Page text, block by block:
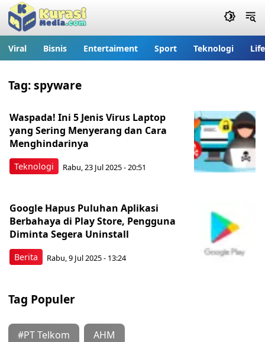
Viral Bisnis Entertaiment Sport Teknologi
Tag:spyware
Teknologi
Waspada! Ini 5 Jenis Virus Laptop
yang Sering Menyerang dan Cara
Menghindarinya
Rabu, 23 Jul 2025 - 20:51
Berita
Google Hapus Puluhan Aplikasi
Berbahaya di Play Store, Pengguna
Diminta Segera Uninstall
Rabu, 9 Jul 2025 - 13:24
Tag Populer
#PT Telkom AHM